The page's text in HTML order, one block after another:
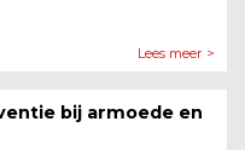
Lees meer >
bij armoede en